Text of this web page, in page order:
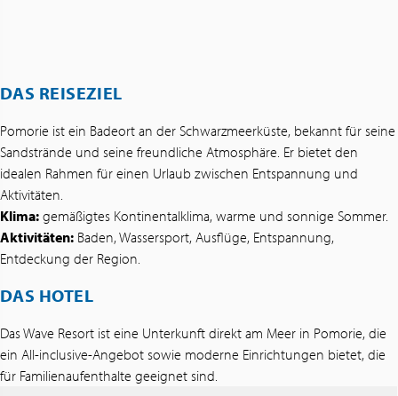
DAS REISEZIEL
Pomorie ist ein Badeort an der Schwarzmeerküste, bekannt für seine
Sandstrände und seine freundliche Atmosphäre. Er bietet den
idealen Rahmen für einen Urlaub zwischen Entspannung und
Aktivitäten.
Klima: gemäßigtes Kontinentalklima, warme und sonnige Sommer.
Aktivitäten: Baden, Wassersport, Ausflüge, Entspannung,
Entdeckung der Region.
DAS HOTEL
Das Wave Resort ist eine Unterkunft direkt am Meer in Pomorie, die
ein All-inclusive-Angebot sowie moderne Einrichtungen bietet, die
für Familienaufenthalte geeignet sind.